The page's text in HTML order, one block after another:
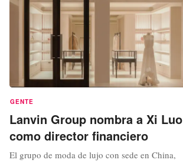
GENTE
Lanvin Group nombra a Xi Luo
como director financiero
El grupo de moda de lujo con sede en China,